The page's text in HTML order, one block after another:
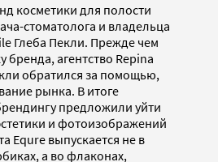
косметики для полости
стоматолога и владельца
Глеба Пекли. Прежде чем
бренда, агентство Repina
обратился за помощью,
рынка. В итоге
предложили уйти
и фотоизображений
Equre выпускается не в
а во флаконах,